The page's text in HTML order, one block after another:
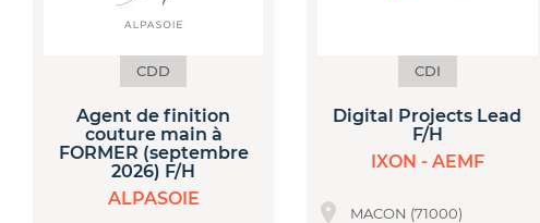
CDD
Agent de finition
couture main à
FORMER (septembre
2026) F/H
ALPASOIE
CDI
Digital Projects Lead
F/H
IXON - AEMF
MACON (71000)